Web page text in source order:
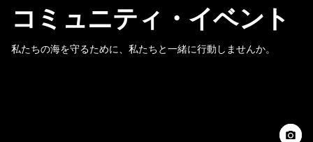
コミュニティ・イベント
私たちの海を守るために、私たちと一緒に行動しませんか。